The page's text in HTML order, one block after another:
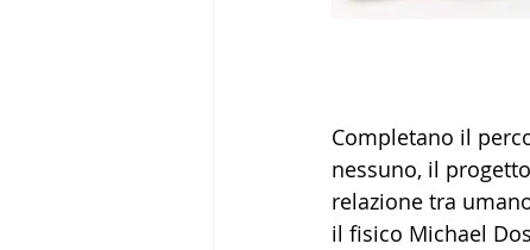
Completano il
nessuno, il
relazione tra
il fisico Michael